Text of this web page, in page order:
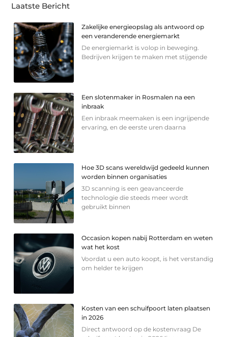
Laatste Bericht
Zakelijke energieopslag als antwoord op
een veranderende energiemarkt
De energiemarkt is volop in beweging.
Bedrijven krijgen te maken met stijgende
Een slotenmaker in Rosmalen na een
inbraak
Een inbraak meemaken is een ingrijpende
ervaring, en de eerste uren daarna
Hoe 3D scans wereldwijd gedeeld kunnen
worden binnen organisaties
3D scanning is een geavanceerde
technologie die steeds meer wordt
gebruikt binnen
Occasion kopen nabij Rotterdam en weten
wat het kost
Voordat u een auto koopt, is het verstandig
om helder te krijgen
Kosten van een schuifpoort laten plaatsen
in 2026
Direct antwoord op de kostenvraag De